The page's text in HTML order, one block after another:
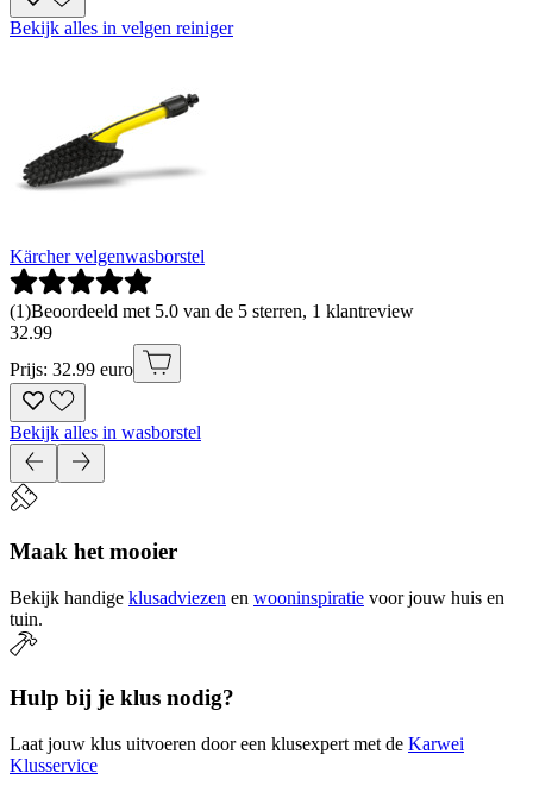
Bekijk alles in velgen reiniger
Kärcher velgenwasborstel
(1)Beoordeeld met 5.0 van de 5 sterren, 1 klantreview
32.99
Prijs: 32.99 euro
Bekijk alles in wasborstel
Maak het mooier
Bekijk handige klusadviezen en wooninspiratie voor jouw huis en
tuin.
Hulp bij je klus nodig?
Laat jouw klus uitvoeren door een klusexpert met de Karwei
Klusservice